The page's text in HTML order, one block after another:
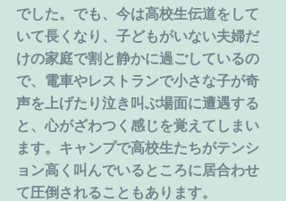
でした。でも、今は高校生伝道をして
いて長くなり、子どもがいない夫婦だ
けの家庭で割と静かに過ごしているの
で、電車やレストランで小さな子が奇
声を上げたり泣き叫ぶ場面に遭遇する
と、心がざわつく感じを覚えてしまい
ます。キャンプで高校生たちがテンシ
ョン高く叫んでいるところに居合わせ
て圧倒されることもあります。